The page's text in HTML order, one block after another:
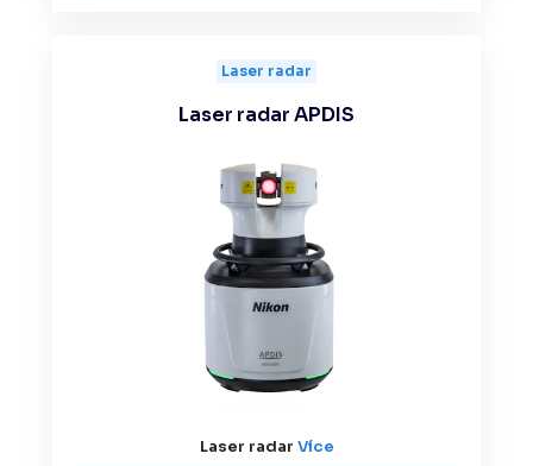
Laser radar
Laser radar APDIS
Laser radar Více